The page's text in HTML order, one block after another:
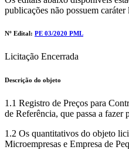
publicações não possuem caráter
Nº Edital: PE 03/2020 PML
Licitação Encerrada
Descrição do objeto
1.1 Registro de Preços para
de Referência, que passa a fazer
1.2 Os quantitativos do objeto
Microempresas e Empresa de